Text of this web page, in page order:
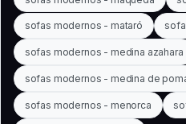
sofas modernos - mataró
sofas modernos - medina azahara
sofas modernos - medina de
sofas modernos - menorca